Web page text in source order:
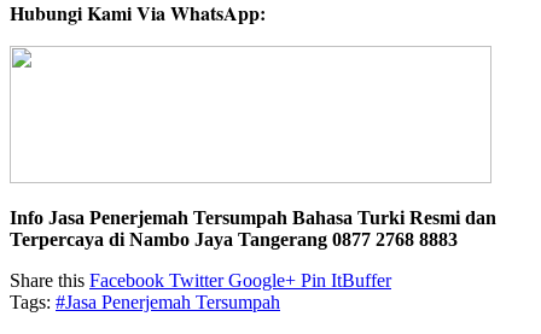
Hubungi Kami Via WhatsApp:
Info Jasa Penerjemah Tersumpah Bahasa Turki Resmi dan
Terpercaya di Nambo Jaya Tangerang 0877 2768 8883
Share this Facebook TwitterGoogle+ Pin ItBuffer
Tags: #Jasa Penerjemah Tersumpah